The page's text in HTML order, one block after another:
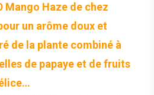
Mango Haze de chez
un arôme doux et
de la plante combiné à
de papaye et de fruits